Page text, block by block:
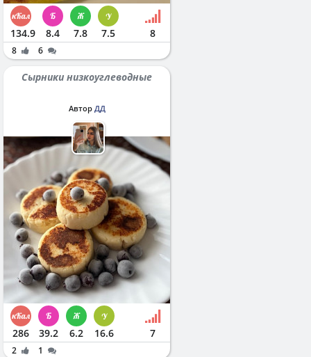
134.9 8.4 7.8 7.5 8
8 6
Сырники низкоуглеводные
Автор ДД
286 39.2 6.2 16.6 7
2 1